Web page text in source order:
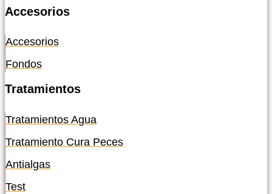
Accesorios
Accesorios
Fondos
Tratamientos
Tratamientos Agua
Tratamiento Cura Peces
Antialgas
Test